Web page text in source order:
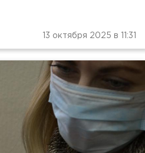
13 октября 2025 в 11:31